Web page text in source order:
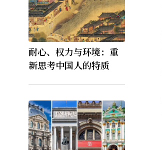
耐心、权力与环境：重
新思考中国人的特质